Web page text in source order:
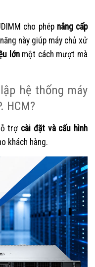
cho phép nâng cấp
này giúp máy chủ xử
lớnmột cách mượt mà
hệ thống máy
HCM?
trợ cài đặt và cấu hình
khách hàng.